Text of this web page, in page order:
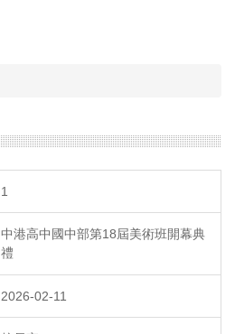
1
中港高中國中部第18屆美術班開幕典
禮
2026-02-11